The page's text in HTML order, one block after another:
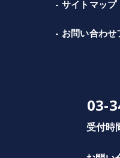
サイトマップ
お問い合わせ
03-
受付時